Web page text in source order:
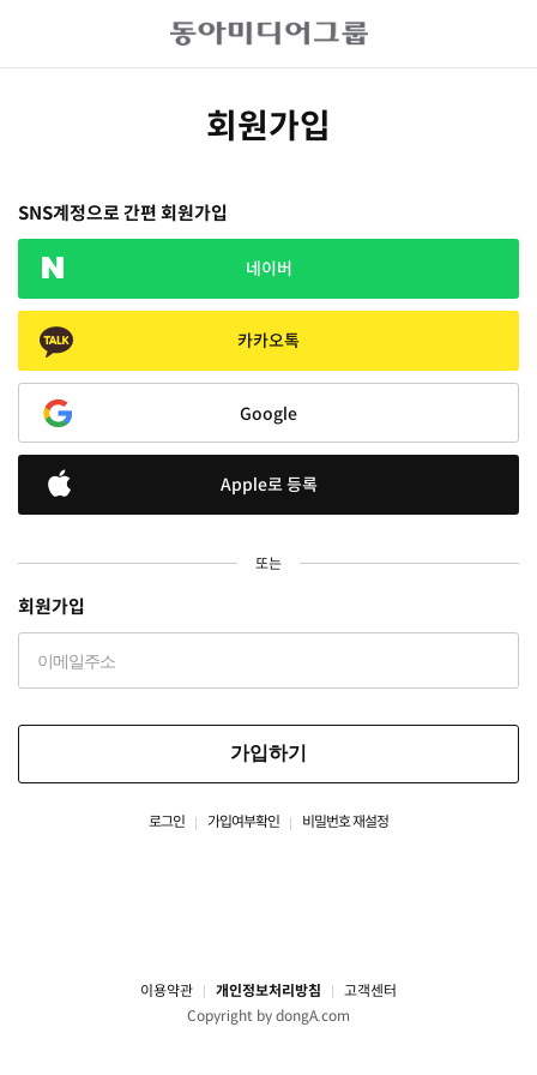
회원가입
SNS계정으로 간편 회원가입
네이버
카카오톡
Google
Apple로 등록
또는
회원가입
가입하기
로그인 가입여부확인 비밀번호 재설정
이용약관 개인정보처리방침
고객센터
Copyright by dongA.com